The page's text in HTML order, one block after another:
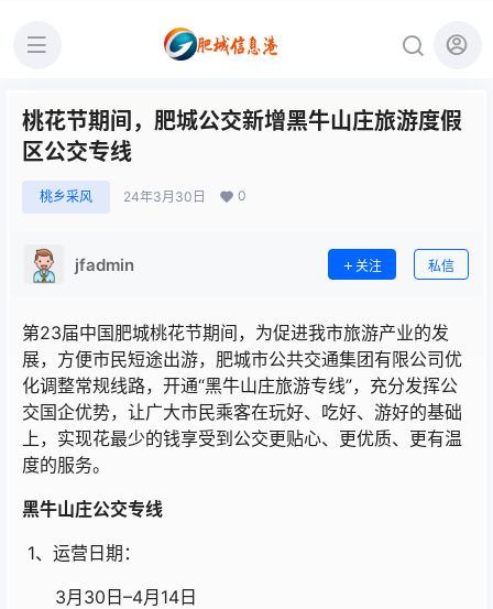
桃花节期间，肥城公交新增黑牛山庄旅游度假
区公交专线
桃乡采风 24年3月30日 0
jfadmin 关注 私信
第23届中国肥城桃花节期间，为促进我市旅游产业的发
展，方便市民短途出游，肥城市公共交通集团有限公司优
化调整常规线路，开通“黑牛山庄旅游专线”，充分发挥公
交国企优势，让广大市民乘客在玩好、吃好、游好的基础
上，实现花最少的钱享受到公交更贴心、更优质、更有温
度的服务。
黑牛山庄公交专线
1、运营日期：
3月30日–4月14日